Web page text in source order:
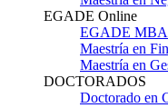
EGADE Online
EGADE MBA
Maestría en
Maestría en
DOCTORADOS
Doctorado en